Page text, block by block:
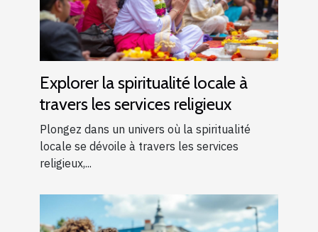
Explorer la spiritualité locale à
travers les services religieux
Plongez dans un univers où la spiritualité
locale se dévoile à travers les services
religieux,...